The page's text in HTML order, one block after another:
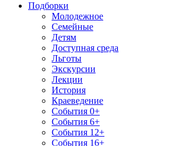
Подборки
Молодежное
Семейные
Детям
Доступная среда
Льготы
Экскурсии
Лекции
История
Краеведение
События 0+
События 6+
События 12+
События 16+